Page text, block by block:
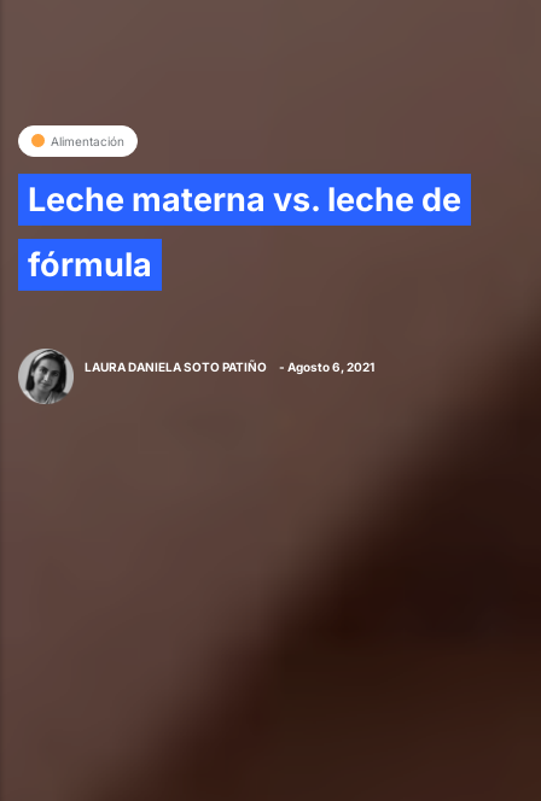
Alimentación
Leche materna vs. leche de
fórmula
LAURA DANIELA SOTO PATIÑO - Agosto 6, 2021